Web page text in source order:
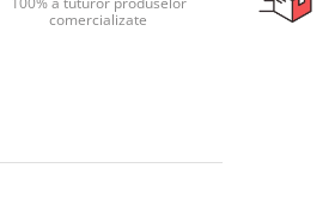
comercializate